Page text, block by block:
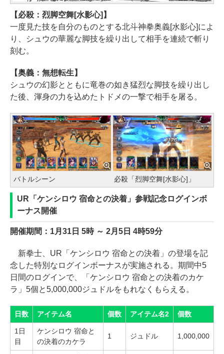
【必殺：烈脚空舞[水影心]】
一度見た技を自分のものとする北斗神拳奥義[水影心]によ
り、シュウの華麗な脚技を繰り出して相手を連続で斬り
刻む。
【奥義：無想転生】
シュウの幻影とともに竜巻の如き猛烈な脚技を繰り出し
た後、渾身の力を込めたトドメの一撃で相手を屠る。
バトルシーン 必殺「烈脚空舞[水影心]」
UR「ケンシロウ 宿命との決着」参戦記念ログインボ
ーナス開催
開催期間：1月31日 5時 ～ 2月5日 4時59分
新拳士、UR「ケンシロウ 宿命との決着」の登場を記
念した特別なログインボーナスが実施される。期間中5
日間のログインで、「ケンシロウ 宿命との決着のカケ
ラ」5個と5,000,000ジュドルをもれなくもらえる。
日数 アイテム名 個数 アイテム名2 個数
1日
目
ケンシロウ 宿命と
の決着のカケラ
1 ジュドル 1,000,000